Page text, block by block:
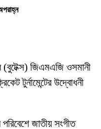
(বুটেক্স) জিএমএজি ওসমানী
টুর্নামেন্টের উদ্বোধনী
জাতীয় সংগীত